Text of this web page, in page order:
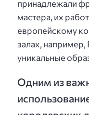
принадлежали
мастера, их
европейскому
залах,
уникальные
Одним из